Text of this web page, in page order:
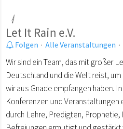
Let It Rain e.V.
Folgen · Alle Veranstaltungen ·
Wir sind ein Team, das mit großer
Deutschland und die Welt reist,
wir aus Gnade empfangen haben.
Konferenzen und Veranstaltungen
durch Lehre, Predigten, Prophetie,